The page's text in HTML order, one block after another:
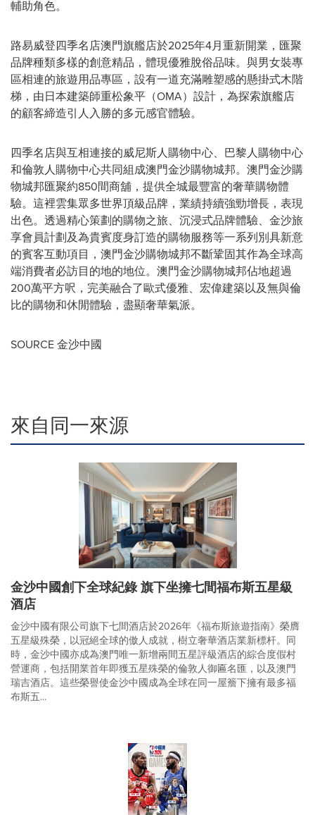
輔助角色。
路易威登四季名店澳門旗艦店於2025年4月重新開業，匯聚
品牌種類多樣的創意精品，體現優雅脫俗品味。與男女裝專
區相連的旅遊用品專區，設有一道充滿雕塑感的懸掛式木階
梯，由日本建築師重松象平（OMA）設計，為探索旗艦店
的顧客締造引人入勝的多元感官體驗。
四季名店與互相連接的威尼斯人購物中心、巴黎人購物中心
和倫敦人購物中心共同組成澳門金沙購物城邦。澳門金沙購
物城邦匯聚約850間商舖，提供全城最豐富的奢華購物體
驗。這裡雲集眾多世界頂級品牌，業績持續強勁增長，表現
出色。透過精心策劃的購物之旅、沉浸式品牌體驗、金沙旅
享會員計劃及為貴賓度身訂造的購物服務等一系列別具新意
的賓客互動項目，澳門金沙購物城邦不斷鞏固其作為全球高
端消費者必訪目的地的地位。澳門金沙購物城邦佔地超過
200萬平方呎，完美融合了歐式優雅、宏偉建築以及無與倫
比的購物和休閒體驗，盡顯奢華氣派。
SOURCE 金沙中國
來自同一來源
金沙中國創下全球紀錄 旗下坐擁七間福布斯五星級
酒店
金沙中國有限公司旗下七間酒店於2026年《福布斯旅遊指南》榮膺
五星級殊榮，以冠絕全球的傲人成就，樹立奢華酒店業新標杆。同
時，金沙中國亦成為澳門唯一新增兩間五星評級酒店的綜合度假村
營運商，包括開業首年即獲五星殊榮的倫敦人御匾名匯，以及澳門
瑞吉酒店。這些榮譽使金沙中國成為全球在同一屋簷下擁有最多福
布斯五...